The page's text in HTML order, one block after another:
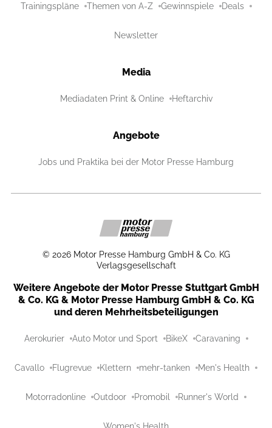
Trainingspläne Themen von A-Z Gewinnspiele Deals
Newsletter
Media
Mediadaten Print & Online Heftarchiv
Angebote
Jobs und Praktika bei der Motor Presse Hamburg
© 2026 Motor Presse Hamburg GmbH & Co. KG
Verlagsgesellschaft
Weitere Angebote der Motor Presse Stuttgart GmbH
& Co. KG & Motor Presse Hamburg GmbH & Co. KG
und deren Mehrheitsbeteiligungen
Aerokurier Auto Motor und Sport BikeX Caravaning
Cavallo Flugrevue Klettern mehr-tanken Men's Health
Motorradonline Outdoor Promobil Runner's World
Women's Health